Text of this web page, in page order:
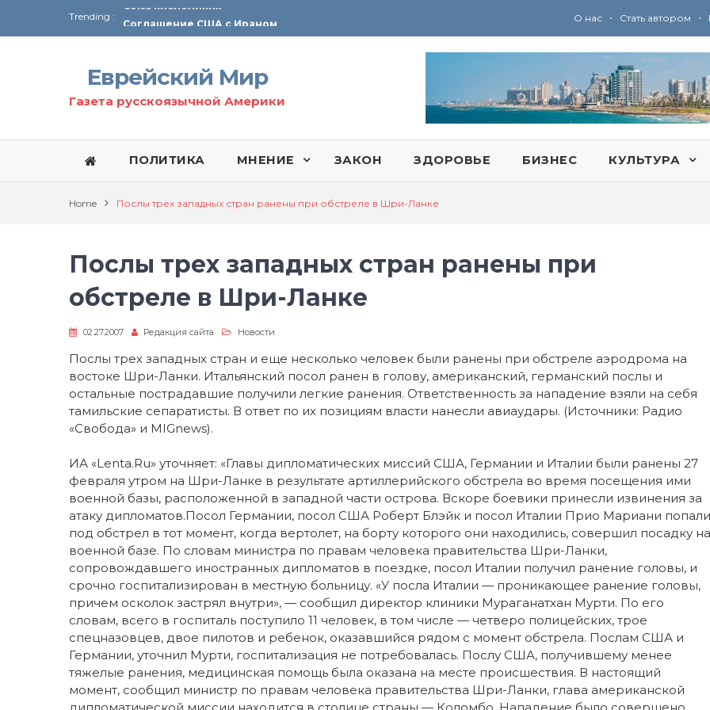
Trending :
Соглашение США с Ираном
Технология Революции в Иране
Ю
ридические услуги адвокатской коллегии «Эли Гервиц»: полное сопровождение на всех этапах
От Ирана до Ливана и Газы
О нас • Стать автором •
Еврейский Мир
Газета русскоязычной Америки
ПОЛИТИКА МНЕНИЕ ЗАКОН ЗДОРОВЬЕ БИЗНЕС КУЛЬТУРА
Home Послы трех западных стран ранены при обстреле в Шри-Ланке
Послы трех западных стран ранены при
обстреле в Шри-Ланке
02.27.2007 Редакция сайта Новости
Послы трех западных стран и еще несколько человек были ранены при обстреле аэродрома на
востоке Шри-Ланки. Итальянский посол ранен в голову, американский, германский послы и
остальные пострадавшие получили легкие ранения. Ответственность за нападение взяли на себя
тамильские сепаратисты. В ответ по их позициям власти нанесли авиаудары. (Источники: Радио
«Свобода» и MIGnews).
ИА «Lenta.Ru» уточняет: «Главы дипломатических миссий США, Германии и Италии были ранены 27
февраля утром на Шри-Ланке в результате артиллерийского обстрела во время посещения ими
военной базы, расположенной в западной части острова. Вскоре боевики принесли извинения за
атаку дипломатов.Посол Германии, посол США Роберт Блэйк и посол Италии Прио Мариани попали
под обстрел в тот момент, когда вертолет, на борту которого они находились, совершил посадку на
военной базе. По словам министра по правам человека правительства Шри-Ланки,
сопровождавшего иностранных дипломатов в поездке, посол Италии получил ранение головы, и
срочно госпитализирован в местную больницу. «У посла Италии — проникающее ранение головы,
причем осколок застрял внутри», — сообщил директор клиники Мураганатхан Мурти. По его
словам, всего в госпиталь поступило 11 человек, в том числе — четверо полицейских, трое
спецназовцев, двое пилотов и ребенок, оказавшийся рядом с момент обстрела. Послам США и
Германии, уточнил Мурти, госпитализация не потребовалась. Послу США, получившему менее
тяжелые ранения, медицинская помощь была оказана на месте происшествия. В настоящий
момент, сообщил министр по правам человека правительства Шри-Ланки, глава американской